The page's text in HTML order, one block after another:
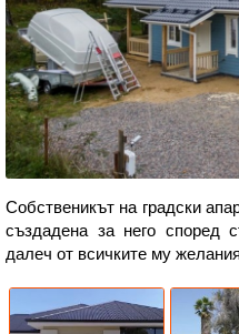
Собственикът на градски
създадена за него според
далеч от всичките му